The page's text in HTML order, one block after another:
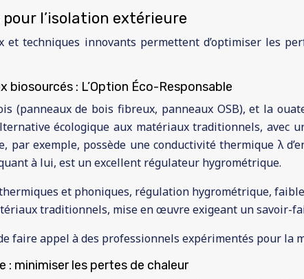
l’isolation extérieure
techniques innovants permettent d’optimiser les
biosourcés : L’Option Éco-Responsable
(panneaux de bois fibreux, panneaux OSB), et la
écologique aux matériaux traditionnels, avec
exemple, possède une conductivité thermique λ
à lui, est un excellent régulateur hygrométrique.
et phoniques, régulation hygrométrique,
traditionnels, mise en œuvre exigeant un savoir-
faire appel à des professionnels expérimentés pour la
minimiser les pertes de chaleur